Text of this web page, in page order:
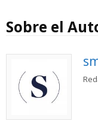
Sobre el